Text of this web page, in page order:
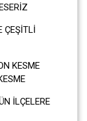
ÇEŞİTLİ
KESME
İLÇELERE